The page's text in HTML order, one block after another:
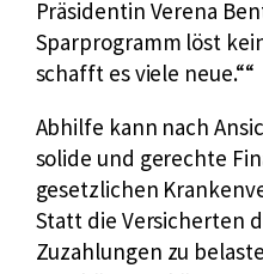
Präsidentin Verena
Sparprogramm löst
schafft es viele neue.“
Abhilfe kann nach
solide und gerechte
gesetzlichen
Statt die Versicherten
Zuzahlungen zu